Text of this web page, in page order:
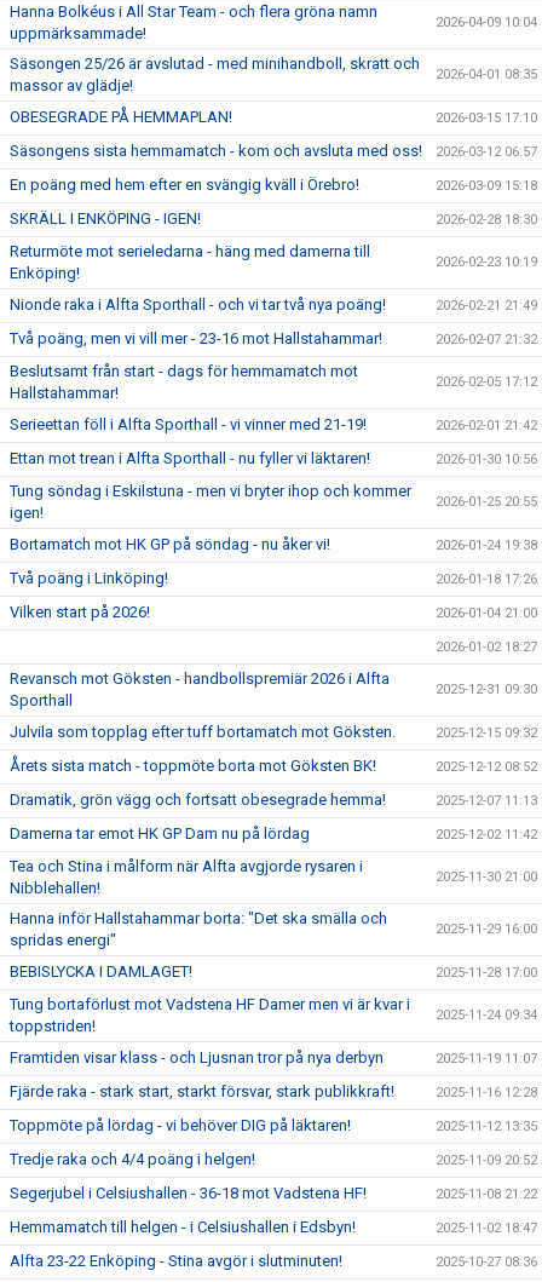
Hanna Bolkéus i All Star Team - och flera gröna namn
uppmärksammade!
2026-04-09 10:04
Säsongen 25/26 är avslutad - med minihandboll, skratt och
massor av glädje!
2026-04-01 08:35
OBESEGRADE PÅ HEMMAPLAN! 2026-03-15 17:10
Säsongens sista hemmamatch - kom och avsluta med oss! 2026-03-12 06:57
En poäng med hem efter en svängig kväll i Örebro! 2026-03-09 15:18
SKRÄLL I ENKÖPING - IGEN! 2026-02-28 18:30
Returmöte mot serieledarna - häng med damerna till
Enköping!
2026-02-23 10:19
Nionde raka i Alfta Sporthall - och vi tar två nya poäng! 2026-02-21 21:49
Två poäng, men vi vill mer - 23-16 mot Hallstahammar! 2026-02-07 21:32
Beslutsamt från start - dags för hemmamatch mot
Hallstahammar!
2026-02-05 17:12
Serieettan föll i Alfta Sporthall - vi vinner med 21-19! 2026-02-01 21:42
Ettan mot trean i Alfta Sporthall - nu fyller vi läktaren! 2026-01-30 10:56
Tung söndag i Eskilstuna - men vi bryter ihop och kommer
igen!
2026-01-25 20:55
Bortamatch mot HK GP på söndag - nu åker vi! 2026-01-24 19:38
Två poäng i Linköping! 2026-01-18 17:26
Vilken start på 2026! 2026-01-04 21:00
2026-01-02 18:27
Revansch mot Göksten - handbollspremiär 2026 i Alfta
Sporthall
2025-12-31 09:30
Julvila som topplag efter tuff bortamatch mot Göksten. 2025-12-15 09:32
Årets sista match - toppmöte borta mot Göksten BK! 2025-12-12 08:52
Dramatik, grön vägg och fortsatt obesegrade hemma! 2025-12-07 11:13
Damerna tar emot HK GP Dam nu på lördag 2025-12-02 11:42
Tea och Stina i målform när Alfta avgjorde rysaren i
Nibblehallen!
2025-11-30 21:00
Hanna inför Hallstahammar borta: "Det ska smälla och
spridas energi"
2025-11-29 16:00
BEBISLYCKA I DAMLAGET! 2025-11-28 17:00
Tung bortaförlust mot Vadstena HF Damer men vi är kvar i
toppstriden!
2025-11-24 09:34
Framtiden visar klass - och Ljusnan tror på nya derbyn 2025-11-19 11:07
Fjärde raka - stark start, starkt försvar, stark publikkraft! 2025-11-16 12:28
Toppmöte på lördag - vi behöver DIG på läktaren! 2025-11-12 13:35
Tredje raka och 4/4 poäng i helgen! 2025-11-09 20:52
Segerjubel i Celsiushallen - 36-18 mot Vadstena HF! 2025-11-08 21:22
Hemmamatch till helgen - i Celsiushallen i Edsbyn! 2025-11-02 18:47
Alfta 23-22 Enköping - Stina avgör i slutminuten! 2025-10-27 08:36